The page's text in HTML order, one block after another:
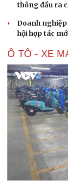
thông đầu ra
Doanh
hội hợp tác
Ô TÔ - XE